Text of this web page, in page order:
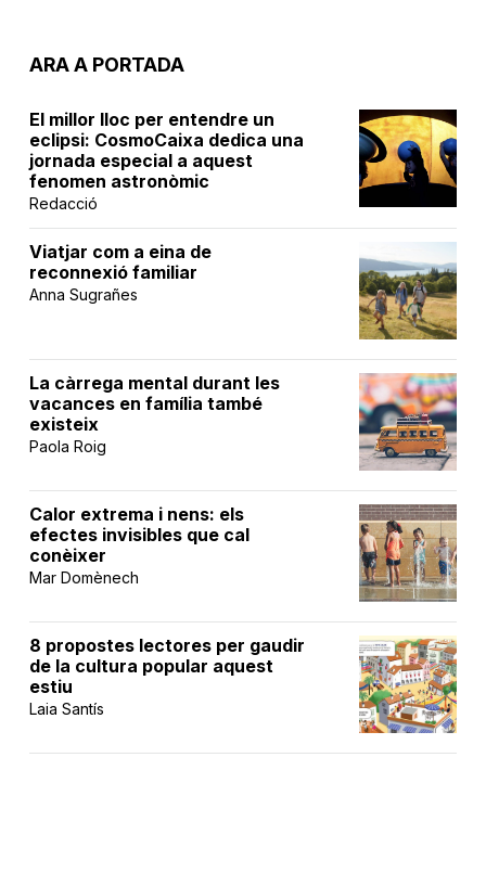
ARA A PORTADA
El millor lloc per entendre un
eclipsi: CosmoCaixa dedica una
jornada especial a aquest
fenomen astronòmic
Redacció
Viatjar com a eina de
reconnexió familiar
Anna Sugrañes
La càrrega mental durant les
vacances en família també
existeix
Paola Roig
Calor extrema i nens: els
efectes invisibles que cal
conèixer
Mar Domènech
8 propostes lectores per gaudir
de la cultura popular aquest
estiu
Laia Santís